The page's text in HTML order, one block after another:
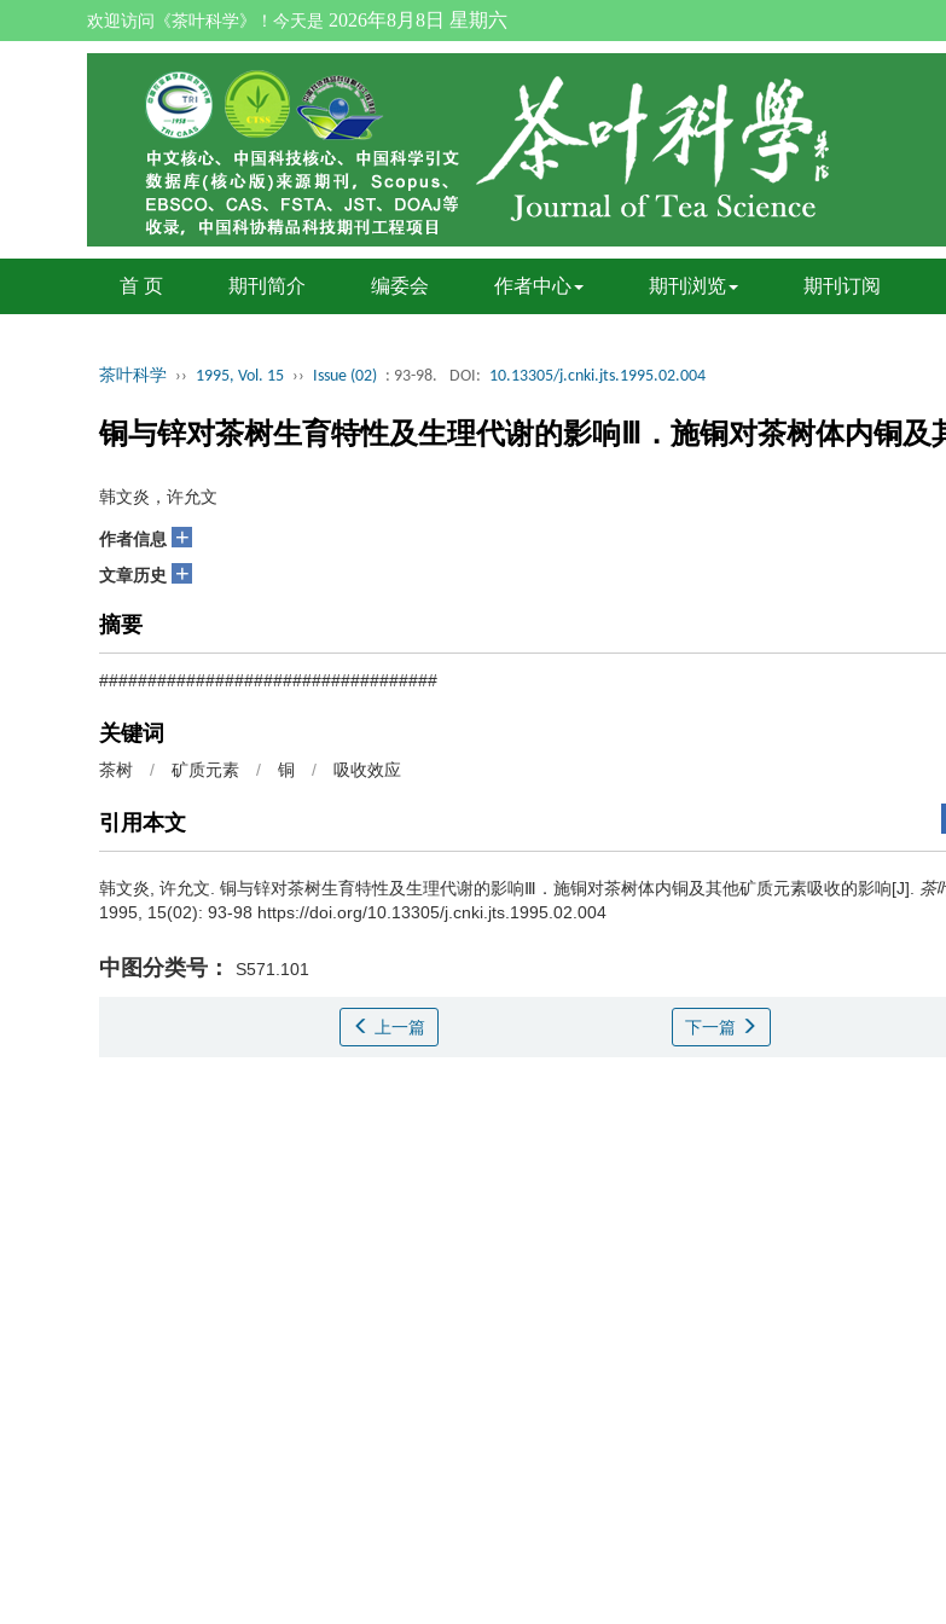
欢迎访问《茶叶科学》！今天是 2026年8月8日 星期六
首 页 期刊简介 编委会 作者中心 期刊浏览 期刊订阅
茶叶科学 ›› 1995, Vol. 15 ›› Issue (02) : 93-98. DOI: 10.13305/j.cnki.jts.1995.02.004
铜与锌对茶树生育特性及生理代谢的影响Ⅲ．施铜对茶树体内铜及
韩文炎，许允文
作者信息 +
文章历史 +
摘要
###################################
关键词
茶树 / 矿质元素 / 铜 / 吸收效应
引用本文
韩文炎, 许允文. 铜与锌对茶树生育特性及生理代谢的影响Ⅲ．施铜对茶树体内铜及其他矿质元素吸收的影响[J]. 茶
1995, 15(02): 93-98 https://doi.org/10.13305/j.cnki.jts.1995.02.004
中图分类号： S571.101
上一篇 下一篇